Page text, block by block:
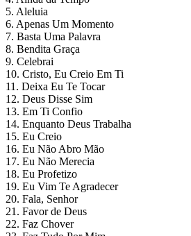
5. Aleluia
6. Apenas Um Momento
7. Basta Uma Palavra
8. Bendita Graça
9. Celebrai
10. Cristo, Eu Creio Em Ti
11. Deixa Eu Te Tocar
12. Deus Disse Sim
13. Em Ti Confio
14. Enquanto Deus Trabalha
15. Eu Creio
16. Eu Não Abro Mão
17. Eu Não Merecia
18. Eu Profetizo
19. Eu Vim Te Agradecer
20. Fala, Senhor
21. Favor de Deus
22. Faz Chover